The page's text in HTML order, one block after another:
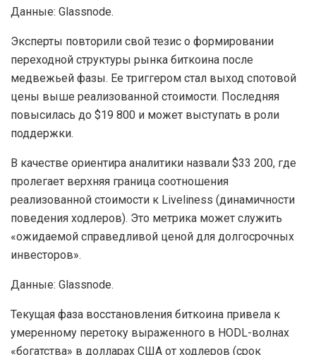
Данные: Glassnode.
Эксперты повторили свой тезис о формировании
переходной структуры рынка биткоина после
медвежьей фазы. Ее триггером стал выход спотовой
цены выше реализованной стоимости. Последняя
повысилась до $19 800 и может выступать в роли
поддержки.
В качестве ориентира аналитики назвали $33 200, где
пролегает верхняя граница соотношения
реализованной стоимости к Liveliness (динамичности
поведения ходлеров). Это метрика может служить
«ожидаемой справедливой ценой для долгосрочных
инвесторов».
Данные: Glassnode.
Текущая фаза восстановления биткоина привела к
умеренному перетоку выраженного в HODL-волнах
«богатства» в долларах США от ходлеров (срок